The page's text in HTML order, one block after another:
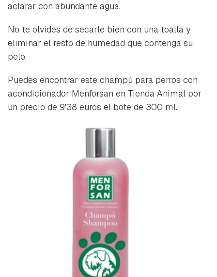
aclarar con abundante agua.
No te olvides de secarle bien con una toalla y
eliminar el resto de humedad que contenga su
pelo.
Puedes encontrar este champú para perros con
acondicionador Menforsan en Tienda Animal por
un precio de 9'38 euros el bote de 300 ml.